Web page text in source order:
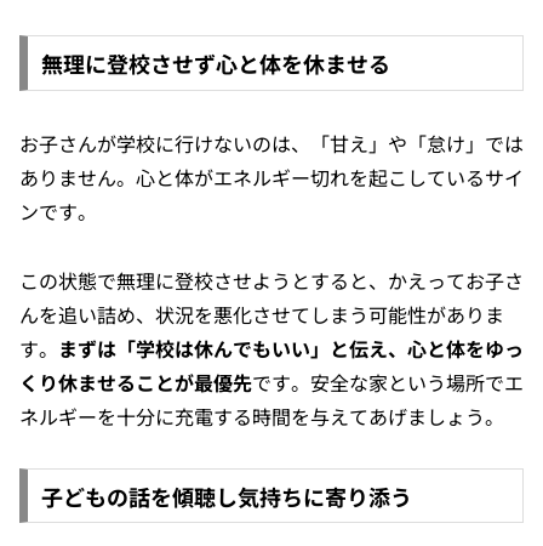
無理に登校させず心と体を休ませる
お子さんが学校に行けないのは、「甘え」や「怠け」では
ありません。心と体がエネルギー切れを起こしているサイ
ンです。
この状態で無理に登校させようとすると、かえってお子さ
んを追い詰め、状況を悪化させてしまう可能性がありま
す。 まずは「学校は休んでもいい」と伝え、心と体をゆっ
くり休ませることが最優先です。安全な家という場所でエ
ネルギーを十分に充電する時間を与えてあげましょう。
子どもの話を傾聴し気持ちに寄り添う